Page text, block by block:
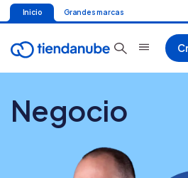
Inicio Grandes marcas
Negocio